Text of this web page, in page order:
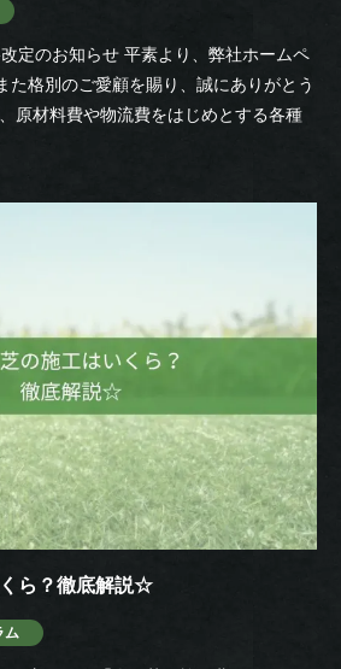
定のお知らせ 平素より、弊社ホームペ
た格別のご愛顧を賜り、誠にありがとう
原材料費や物流費をはじめとする各種
ら？徹底解説☆
ム